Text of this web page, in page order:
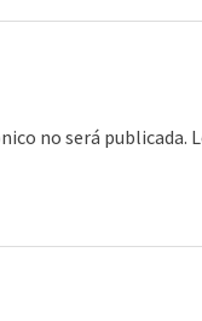
no será publicada.